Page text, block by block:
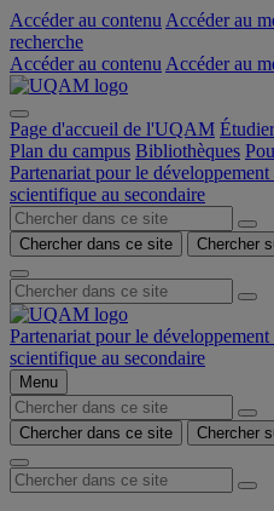
Accéder au contenu Accéder au
recherche
Accéder au contenu Accéder au
Page d'accueil de l'UQAM
Plan du campus Bibliothèques
Partenariat pour le
scientifique au secondaire
Chercher dans ce site Chercher
Partenariat pour le
scientifique au secondaire
Menu
Chercher dans ce site Chercher